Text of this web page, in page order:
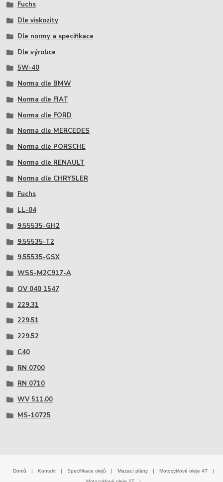
Fuchs
Dle viskozity
Dle normy a specifikace
Dle výrobce
5W-40
Norma dle BMW
Norma dle FIAT
Norma dle FORD
Norma dle MERCEDES
Norma dle PORSCHE
Norma dle RENAULT
Norma dle CHRYSLER
Fuchs
LL-04
9.55535-GH2
9.55535-T2
9.55535-GSX
WSS-M2C917-A
OV 040 1547
229.31
229.51
229.52
C40
RN 0700
RN 0710
WV 511.00
MS-10725
Domů Kontakt Specifikace olejů Mazací plány Motocyklové oleje 4T